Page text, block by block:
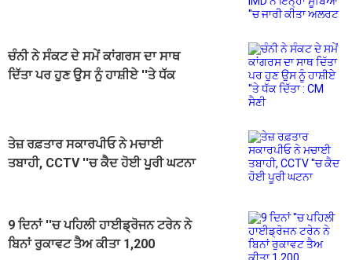
ਚੰਨੀ ਨੇ ਸੰਕਟ ਦੇ ਸਮੇਂ ਕਾਂਗਰਸ ਦਾ ਸਾਥ
ਦਿੱਤਾ ਪਰ ਹੁਣ ਉਸ ਨੂੰ ਹਾਸ਼ੀਏ ''ਤੇ ਧੱਕ
ਤੇਜ਼ ਰਫ਼ਤਾਰ ਸਕਾਰਪੀਓ ਨੇ ਮਚਾਈ
ਤਬਾਹੀ, CCTV ''ਚ ਕੈਦ ਹੋਈ ਪੂਰੀ ਘਟਨਾ
9 ਦਿਨਾਂ ''ਚ ਪਹਿਲੀ ਹਾਈਡ੍ਰੋਜਨ ਟਰੇਨ ਨੇ
ਬਿਨਾਂ ਰੁਕਾਵਟ ਤੈਅ ਕੀਤਾ 1,200